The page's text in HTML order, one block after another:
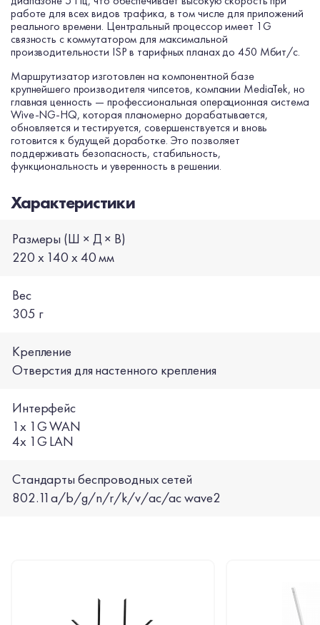
работе для всех видов трафика, в том числе для приложений
реального времени. Центральный процессор имеет 1G
связность с коммутатором для максимальной
производительности ISP в тарифных планах до 450 Мбит/с.
Маршрутизатор изготовлен на компонентной базе
крупнейшего производителя чипсетов, компании MediaTek, но
главная ценность — профессиональная операционная система
Wive-NG-HQ, которая планомерно дорабатывается,
обновляется и тестируется, совершенствуется и вновь
готовится к будущей доработке. Это позволяет
поддерживать безопасность, стабильность,
функциональность и уверенность в решении.
Характеристики
Размеры (Ш × Д × В)
220 х 140 х 40 мм
Вес
305 г
Крепление
Отверстия для настенного крепления
Интерфейс
1х 1G WAN
4х 1G LAN
Стандарты беспроводных сетей
802.11a/b/g/n/r/k/v/ac/ac wave2